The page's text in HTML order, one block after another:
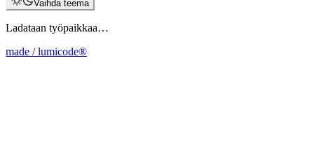
Vaihda teema
Ladataan työpaikkaa…
made / lumicode®